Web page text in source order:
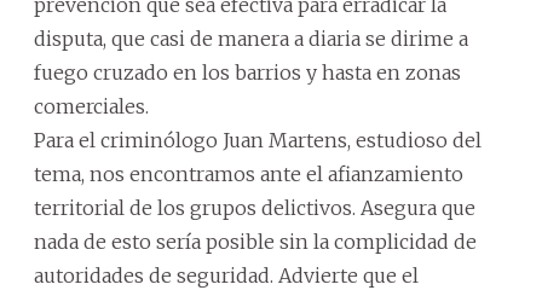
disputa, que casi de manera a diaria se dirime a
fuego cruzado en los barrios y hasta en zonas
comerciales.
Para el criminólogo Juan Martens, estudioso del
tema, nos encontramos ante el afianzamiento
territorial de los grupos delictivos. Asegura que
nada de esto sería posible sin la complicidad de
autoridades de seguridad. Advierte que el